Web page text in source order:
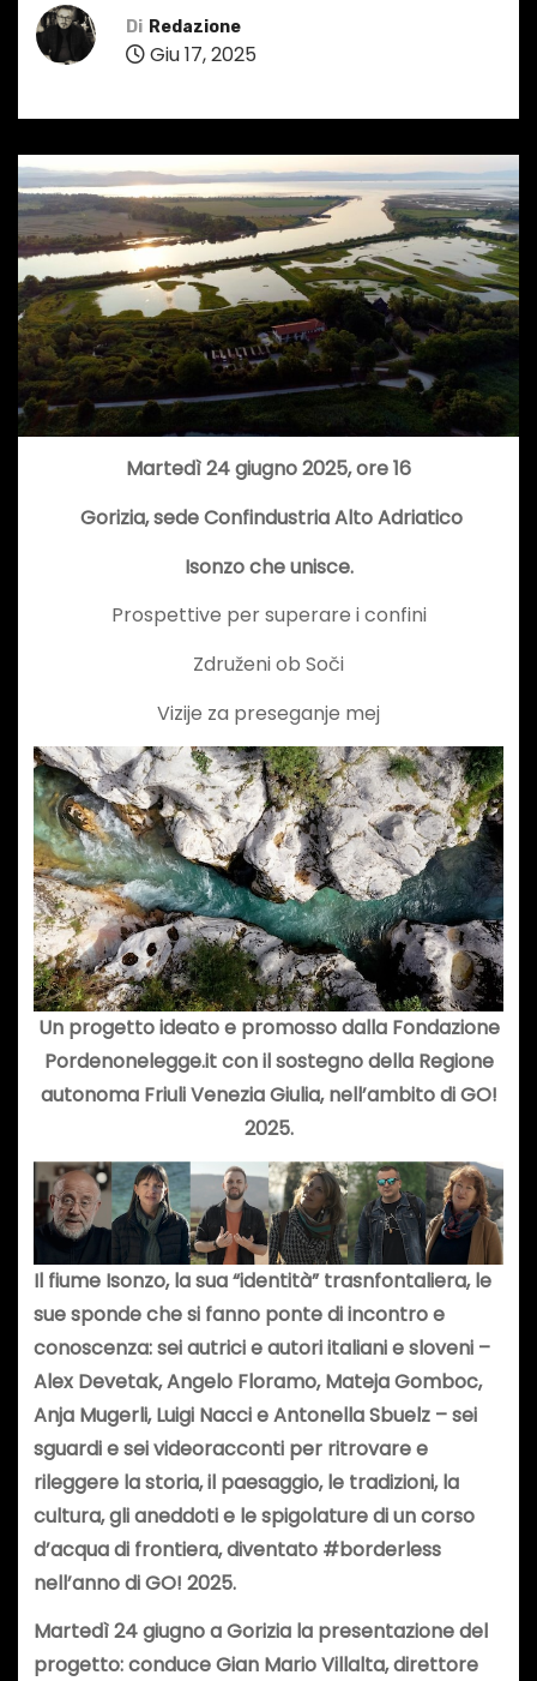
Di Redazione
Giu 17, 2025
Martedì 24 giugno 2025, ore 16
Gorizia, sede Confindustria Alto Adriatico
Isonzo che unisce.
Prospettive per superare i confini
Združeni ob Soči
Vizije za preseganje mej
Un progetto ideato e promosso dalla Fondazione
Pordenonelegge.it con il sostegno della Regione
autonoma Friuli Venezia Giulia, nell’ambito di GO!
2025.
Il fiume Isonzo, la sua “identità” trasnfontaliera, le
sue sponde che si fanno ponte di incontro e
conoscenza: sei autrici e autori italiani e sloveni –
Alex Devetak, Angelo Floramo, Mateja Gomboc,
Anja Mugerli, Luigi Nacci e Antonella Sbuelz – sei
sguardi e sei videoracconti per ritrovare e
rileggere la storia, il paesaggio, le tradizioni, la
cultura, gli aneddoti e le spigolature di un corso
d’acqua di frontiera, diventato #borderless
nell’anno di GO! 2025.
Martedì 24 giugno a Gorizia la presentazione del
progetto: conduce Gian Mario Villalta, direttore